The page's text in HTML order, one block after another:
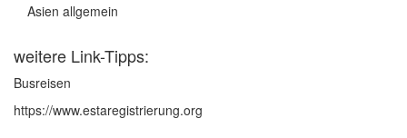
Asien allgemein
weitere Link-Tipps:
Busreisen
https://www.estaregistrierung.org